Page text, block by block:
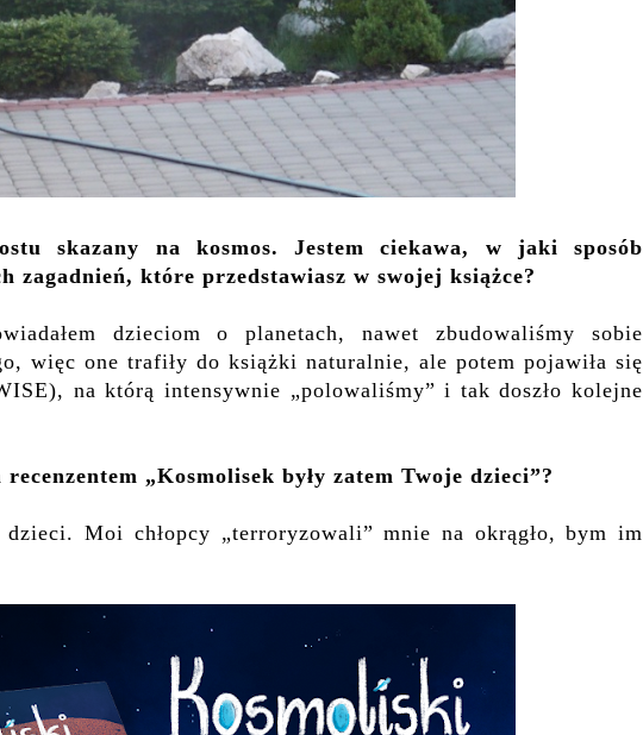
skazany na kosmos. Jestem ciekawa, w jaki sposób
zagadnień, które przedstawiasz w swojej książce?
dzieciom o planetach, nawet zbudowaliśmy sobie
więc one trafiły do książki naturalnie, ale potem pojawiła się
, na którą intensywnie „polowaliśmy” i tak doszło kolejne
recenzentem „Kosmolisek były zatem Twoje dzieci”?
Moi chłopcy „terroryzowali” mnie na okrągło, bym im